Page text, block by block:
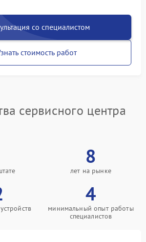
со специалистом
стоимость работ
сервисного центра
8
лет на рынке
4
минимальный опыт работы
специалистов